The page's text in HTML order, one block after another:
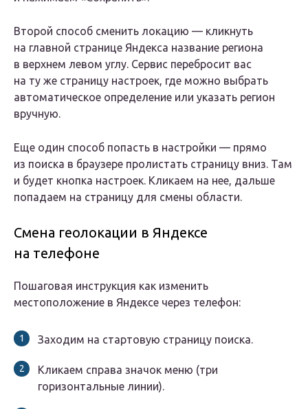
Второй способ сменить локацию — кликнуть
на главной странице Яндекса название региона
в верхнем левом углу. Сервис перебросит вас
на ту же страницу настроек, где можно выбрать
автоматическое определение или указать регион
вручную.
Еще один способ попасть в настройки — прямо
из поиска в браузере пролистать страницу вниз. Там
и будет кнопка настроек. Кликаем на нее, дальше
попадаем на страницу для смены области.
Смена геолокации в Яндексе
на телефоне
Пошаговая инструкция как изменить
местоположение в Яндексе через телефон:
Заходим на стартовую страницу поиска.
Кликаем справа значок меню (три
горизонтальные линии).